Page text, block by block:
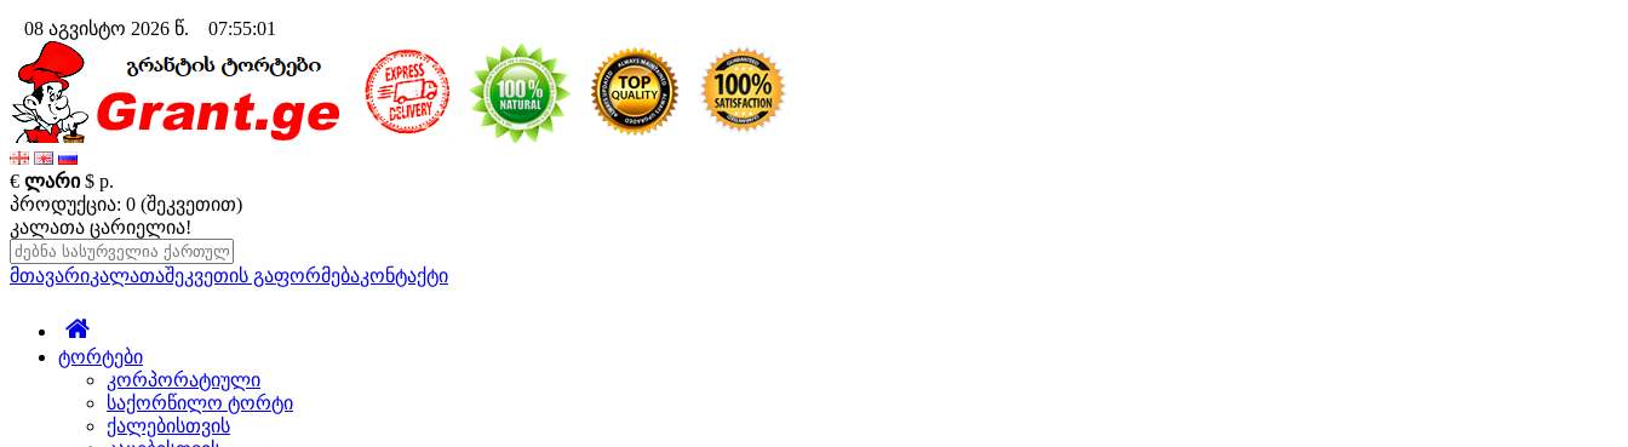
08 აგვისტო 2026 წ. 07:55:02
€ ლარი $ р.
პროდუქცია: 0 (შეკვეთით)
კალათა ცარიელია!
მთავარიკალათაშეკვეთის გაფორმებაკონტაქტი
ტორტები
კორპორატიული
საქორწილო ტორტი
ქალებისთვის